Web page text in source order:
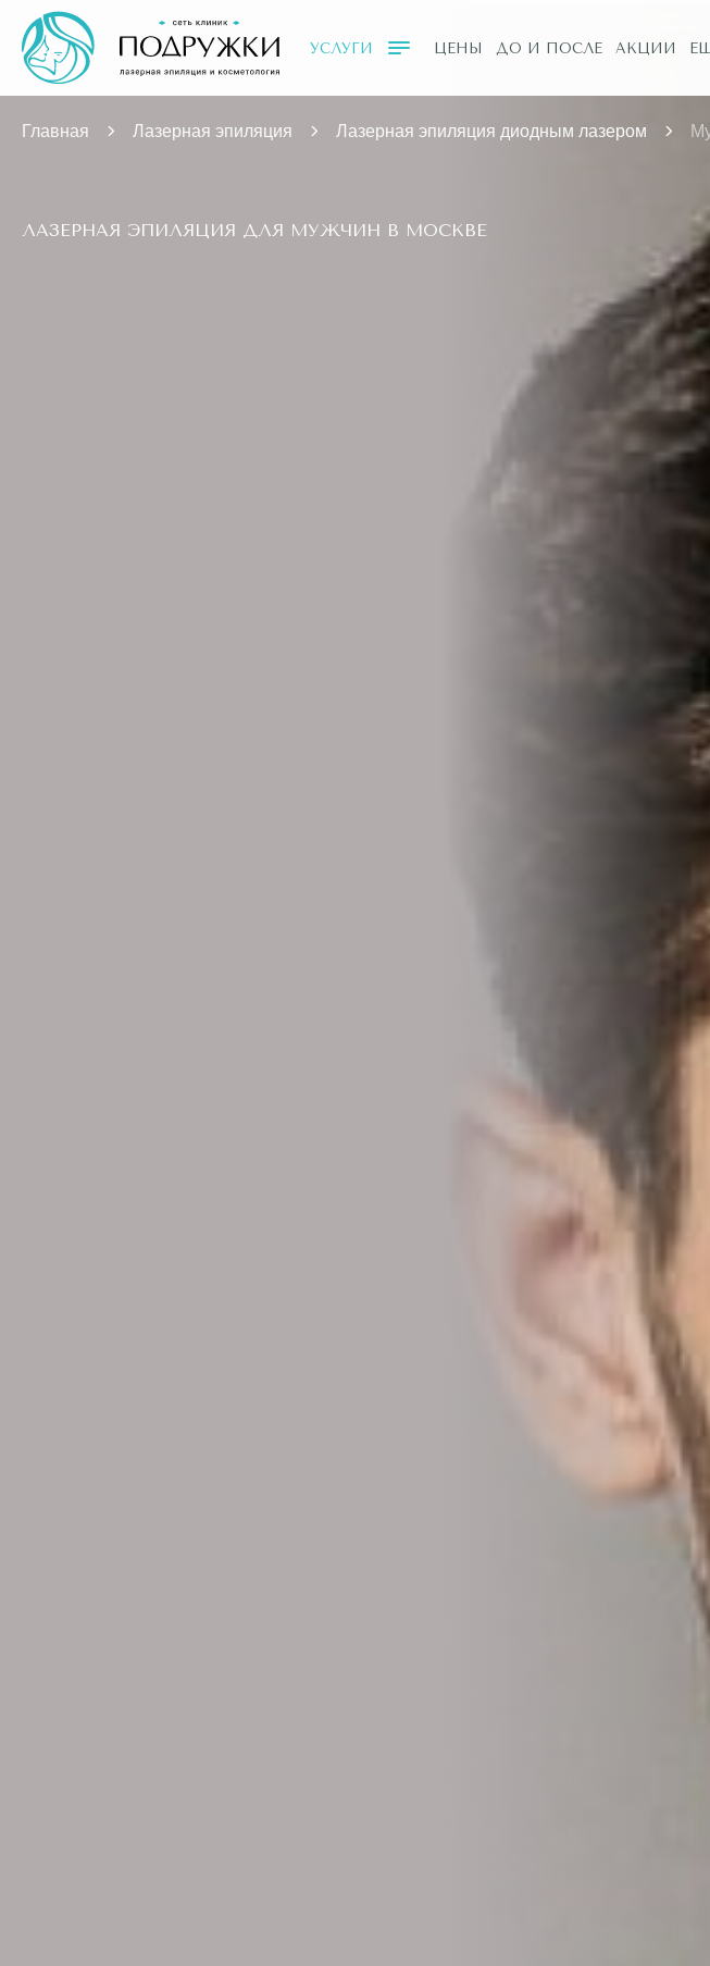
УСЛУГИ ЦЕНЫ ДО И ПОСЛЕ АКЦИИ
Главная Лазерная эпиляция Лазерная эпиляция диодным лазером
ЛАЗЕРНАЯ ЭПИЛЯЦИЯ ДЛЯ МУЖЧИН В МОСКВЕ